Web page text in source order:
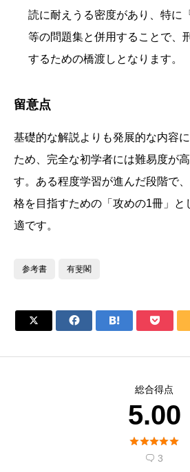
読に耐えうる密度があり、特に
等の問題集と併用することで、
するための橋渡しとなります。
留意点
基礎的な解説よりも発展的な内容
ため、完全な初学者には難易度が
す。ある程度学習が進んだ段階で
格を目指すための「攻めの1冊」と
適です。
参考書 有斐閣
   
総合得点
5.00

 3